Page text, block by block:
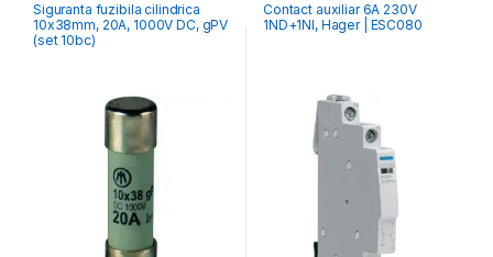
Siguranta fuzibila cilindrica
10x38mm, 20A, 1000V DC, gPV
(set 10bc)
Contact auxiliar 6A 230V
1ND+1NI, Hager | ESC080